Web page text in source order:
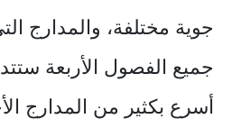
جوية مختلفة، والمدارج
جميع الفصول الأربعة
أسرع بكثير من المدارج